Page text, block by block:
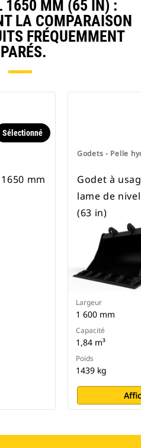
1650 MM (65 IN) :
LA COMPARAISON
FRÉQUEMMENT
Sélectionné
mm
Godets - Pelle
Godet à
lame de
(63 in)
Largeur
1 600 mm
Capacité
1,84 m³
Poids
1439 kg